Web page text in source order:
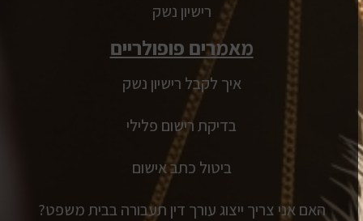
רישיון נשק
מאמרים פופולריים
איך לקבל רישיון נשק
בדיקת רישום פלילי
ביטול כתב אישום
האם אני צריך ייצוג עורך דין תעבורה בבית משפט?